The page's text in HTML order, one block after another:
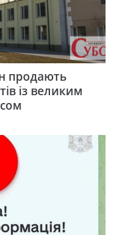
продають
із великим